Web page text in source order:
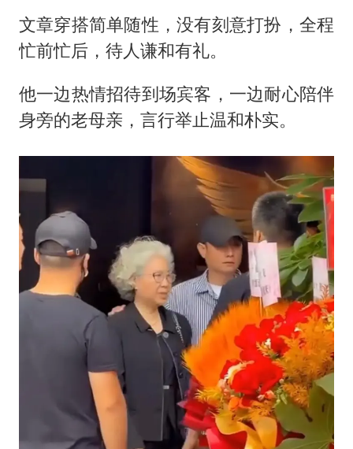
文章穿搭简单随性，没有刻意打扮，全程
忙前忙后，待人谦和有礼。
他一边热情招待到场宾客，一边耐心陪伴
身旁的老母亲，言行举止温和朴实。